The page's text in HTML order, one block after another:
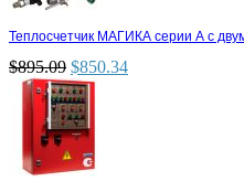
Теплосчетчик МАГИКА серии А с
$895.09 $850.34